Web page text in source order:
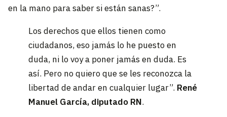
en la mano para saber si están sanas?”.
Los derechos que ellos tienen como
ciudadanos, eso jamás lo he puesto en
duda, ni lo voy a poner jamás en duda. Es
así. Pero no quiero que se les reconozca la
libertad de andar en cualquier lugar”. René
Manuel García, diputado RN.